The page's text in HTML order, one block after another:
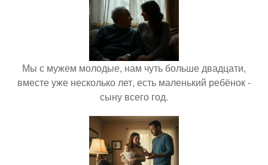
Мы с мужем молодые, нам чуть больше двадцати,
вместе уже несколько лет, есть маленький ребёнок -
сыну всего год.